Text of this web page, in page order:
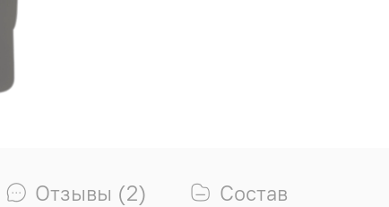
Отзывы (2) Состав